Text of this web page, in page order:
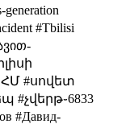
generation
#Tbilisi
#սովետ
#չվերթ֊6833
#Давид-